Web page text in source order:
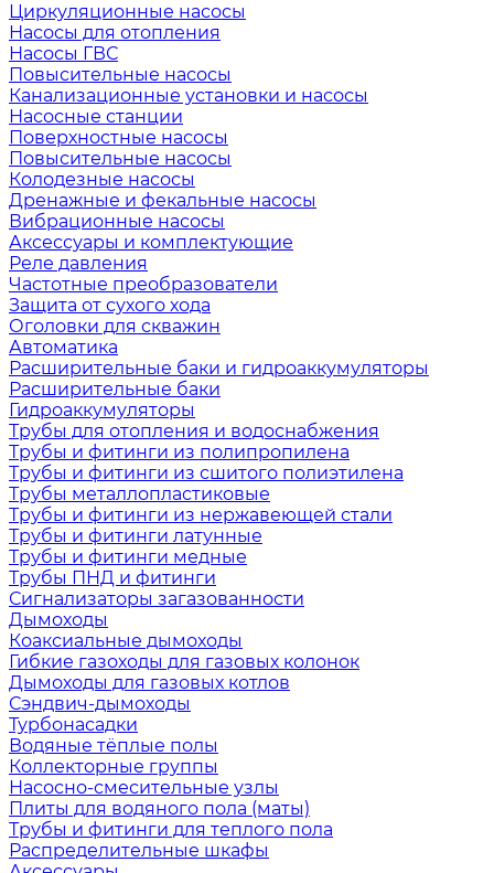
Циркуляционные насосы
Насосы для отопления
Насосы ГВС
Повысительные насосы
Канализационные установки и насосы
Насосные станции
Поверхностные насосы
Повысительные насосы
Колодезные насосы
Дренажные и фекальные насосы
Вибрационные насосы
Аксессуары и комплектующие
Реле давления
Частотные преобразователи
Защита от сухого хода
Оголовки для скважин
Автоматика
Расширительные баки и гидроаккумуляторы
Расширительные баки
Гидроаккумуляторы
Трубы для отопления и водоснабжения
Трубы и фитинги из полипропилена
Трубы и фитинги из сшитого полиэтилена
Трубы металлопластиковые
Трубы и фитинги из нержавеющей стали
Трубы и фитинги латунные
Трубы и фитинги медные
Трубы ПНД и фитинги
Сигнализаторы загазованности
Дымоходы
Коаксиальные дымоходы
Гибкие газоходы для газовых колонок
Дымоходы для газовых котлов
Сэндвич-дымоходы
Турбонасадки
Водяные тёплые полы
Коллекторные группы
Насосно-смесительные узлы
Плиты для водяного пола (маты)
Трубы и фитинги для теплого пола
Распределительные шкафы